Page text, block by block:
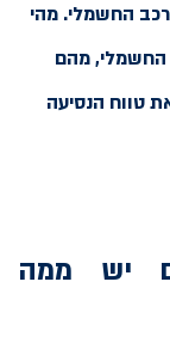
החשמלי. מהי
החשמלי, מהם
טווח הנסיעה
יש ממה